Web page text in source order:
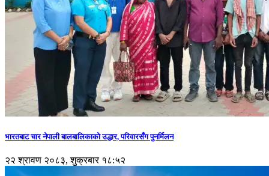
भारतबाट चार नेपाली बालबालिकाको उद्धार, परिवारसँग पुनर्मिलन
२२ श्रावण २०८३, शुक्रबार १८:५२